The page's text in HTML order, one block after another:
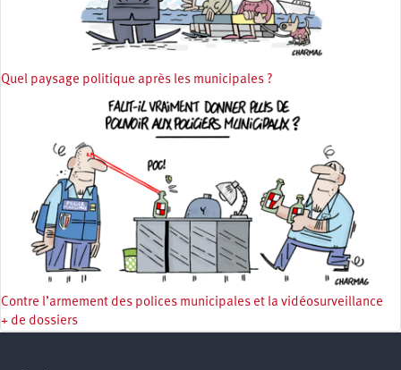
Quel paysage politique après les municipales ?
Contre l’armement des polices municipales et la vidéosurveillance
+ de dossiers